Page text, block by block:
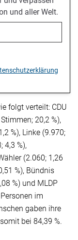
und aller Welt.
folgt verteilt: CDU
20,2 %),
%), Linke (9.970;
4,3 %),
(2.060; 1,26
%), Bündnis
%) und MLDP
im
gaben ihre
bei 84,39 %.